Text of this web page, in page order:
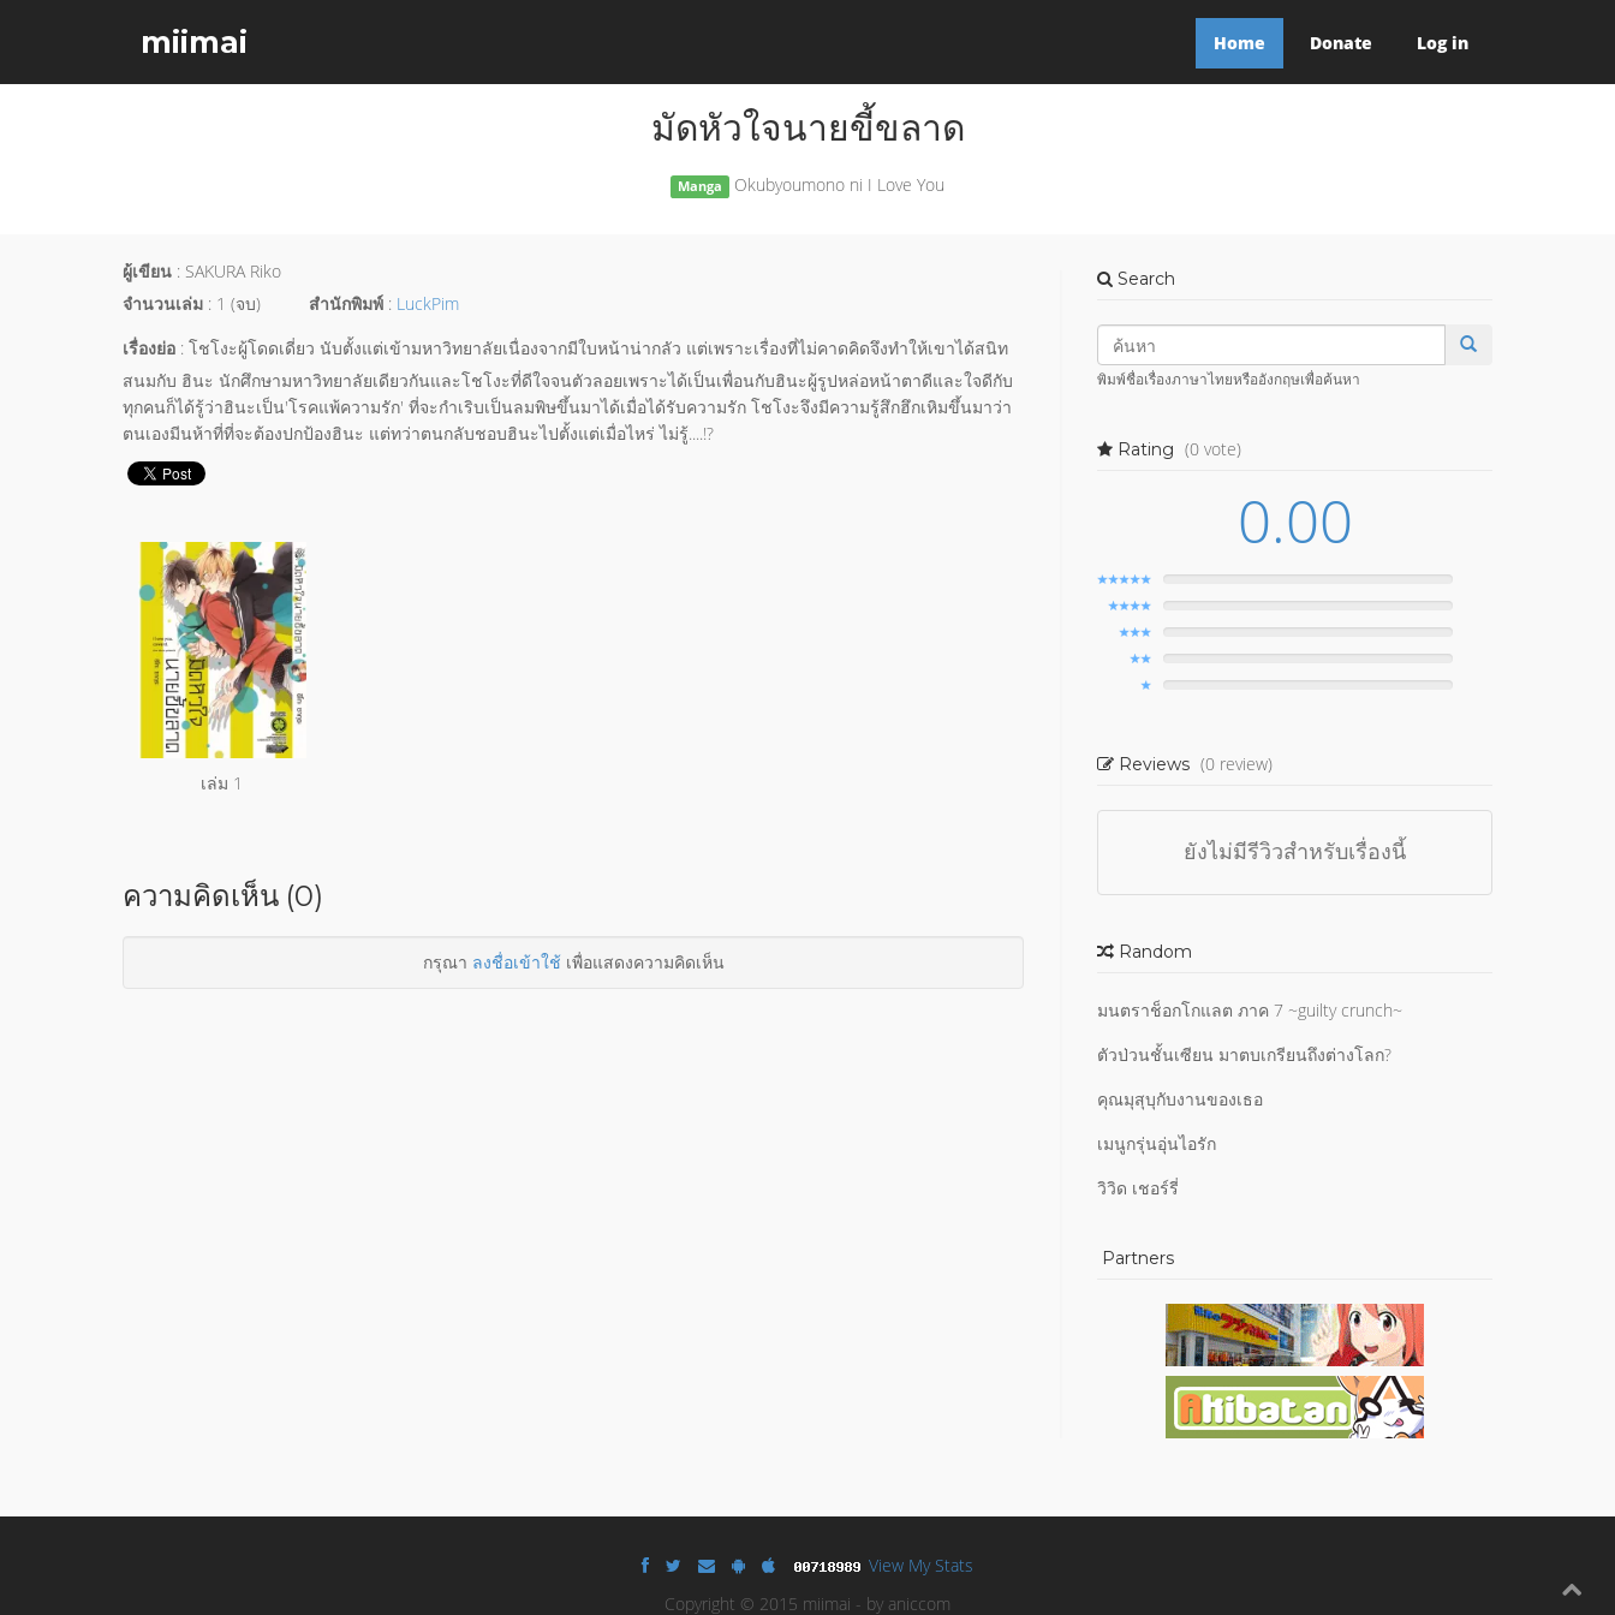
miimai Home Donate Log in
มัดหัวใจนายขี้ขลาด
Manga Okubyoumono ni I Love You
ผู้เขียน : SAKURA Riko
จำนวนเล่ม : 1 (จบ) สำนักพิมพ์ : LuckPim
เรื่องย่อ : โชโงะผู้โดดเดี่ยว นับตั้งแต่เข้ามหาวิทยาลัยเนื่องจากมีใบหน้าน่ากลัว แต่เพราะเรื่องที่ไม่คาดคิดจึงทำให้เขาได้สนิท
สนมกับ ฮินะ นักศึกษามหาวิทยาลัยเดียวกันและโชโงะที่ดีใจจนตัวลอยเพราะได้เป็นเพื่อนกับฮินะผู้รูปหล่อหน้าตาดีและใจดีกับ
ทุกคนก็ได้รู้ว่าฮินะเป็น'โรคแพ้ความรัก' ที่จะกำเริบเป็นลมพิษขึ้นมาได้เมื่อได้รับความรัก โชโงะจึงมีความรู้สึกฮึกเหิมขึ้นมาว่า
ตนเองมีนห้าที่ที่จะต้องปกป้องฮินะ แต่ทว่าตนกลับชอบฮินะไปตั้งแต่เมื่อไหร่ ไม่รู้....!?
เล่ม 1
ความคิดเห็น (0)
กรุณา ลงชื่อเข้าใช้เพื่อแสดงความคิดเห็น
Search
พิมพ์ชื่อเรื่องภาษาไทยหรืออังกฤษเพื่อค้นหา
Rating (0 vote)
0.00
Reviews (0 review)
ยังไม่มีรีวิวสำหรับเรื่องนี้
Random
มนตราช็อกโกแลต ภาค 7 ~guilty crunch~
ตัวป่วนชั้นเซียน มาตบเกรียนถึงต่างโลก?
คุณมุสุบุกับงานของเธอ
เมนูกรุ่นอุ่นไอรัก
วิวิด เชอร์รี่
Partners
View My Stats
Copyright © 2015 miimai - by aniccom